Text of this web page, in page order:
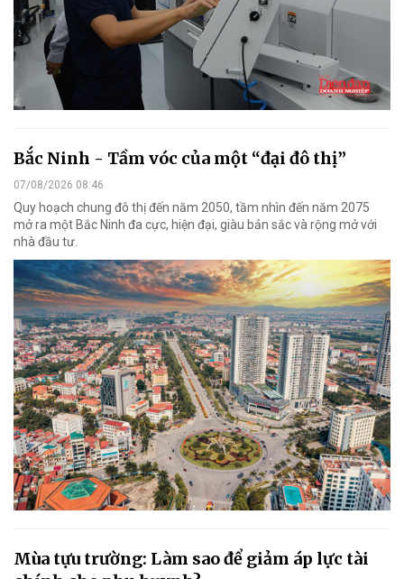
Bắc Ninh - Tầm vóc của một “đại đô thị”
07/08/2026 08:46
Quy hoạch chung đô thị đến năm 2050, tầm nhìn đến năm 2075
mở ra một Bắc Ninh đa cực, hiện đại, giàu bản sắc và rộng mở với
nhà đầu tư.
Mùa tựu trường: Làm sao để giảm áp lực tài